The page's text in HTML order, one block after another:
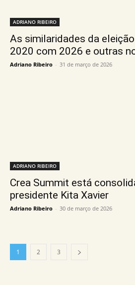
ADRIANO RIBEIRO
As similaridades da
2020 com 2026 e outras
Adriano Ribeiro - 31 de março de 2026
ADRIANO RIBEIRO
Crea Summit está
presidente Kita Xavier
Adriano Ribeiro - 30 de março de 2026
1 2 3